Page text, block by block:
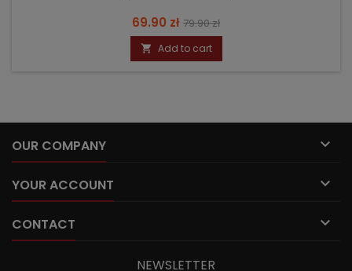
Price
69.90 zł Regular
price
79.90 zł
 Add to cart
OUR COMPANY 
YOUR ACCOUNT 
CONTACT 
NEWSLETTER